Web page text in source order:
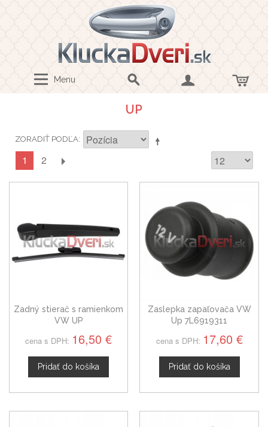
Menu
UP
ZORADIŤ PODĽA
1 2
Zadný stierač s ramienkom
VW UP
cena s DPH: 16,50 €
Pridať do košíka
Zaslepka zapaľovača VW
Up 7L6919311
cena s DPH: 17,60 €
Pridať do košíka